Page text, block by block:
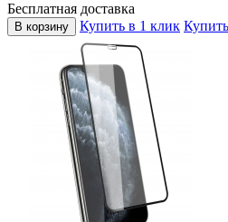
Бесплатная доставка
В корзину Купить в 1 клик